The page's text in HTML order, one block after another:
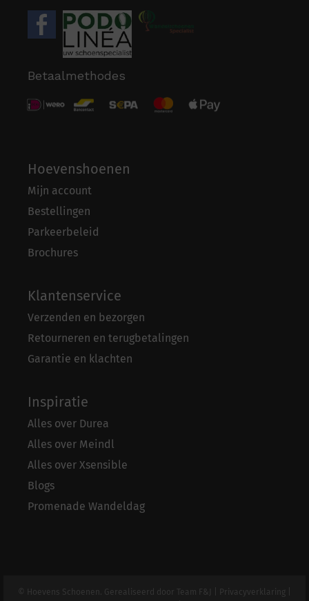
Betaalmethodes
Hoevenshoenen
Mijn account
Bestellingen
Parkeerbeleid
Brochures
Klantenservice
Verzenden en bezorgen
Retourneren en terugbetalingen
Garantie en klachten
Inspiratie
Alles over Durea
Alles over Meindl
Alles over Xsensible
Blogs
Promenade Wandeldag
© Hoevens Schoenen. Gerealiseerd door Team F&J Privacyverklaring